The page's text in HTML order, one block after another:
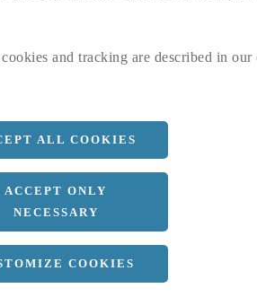
and tracking are described in our
ALL COOKIES
ACCEPT ONLY
NECESSARY
COOKIES
a 1500 MM
Längd
3000 MM